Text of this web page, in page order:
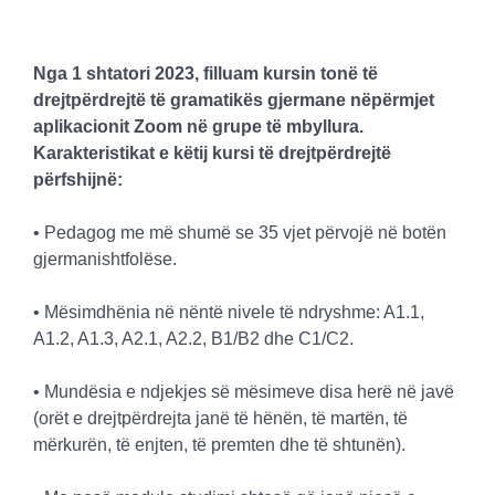
Nga 1 shtatori 2023, filluam kursin tonë të
drejtpërdrejtë të gramatikës gjermane nëpërmjet
aplikacionit Zoom në grupe të mbyllura.
Karakteristikat e këtij kursi të drejtpërdrejtë
përfshijnë:
• Pedagog me më shumë se 35 vjet përvojë në botën
gjermanishtfolëse.
• Mësimdhënia në nëntë nivele të ndryshme: A1.1,
A1.2, A1.3, A2.1, A2.2, B1/B2 dhe C1/C2.
• Mundësia e ndjekjes së mësimeve disa herë në javë
(orët e drejtpërdrejta janë të hënën, të martën, të
mërkurën, të enjten, të premten dhe të shtunën).